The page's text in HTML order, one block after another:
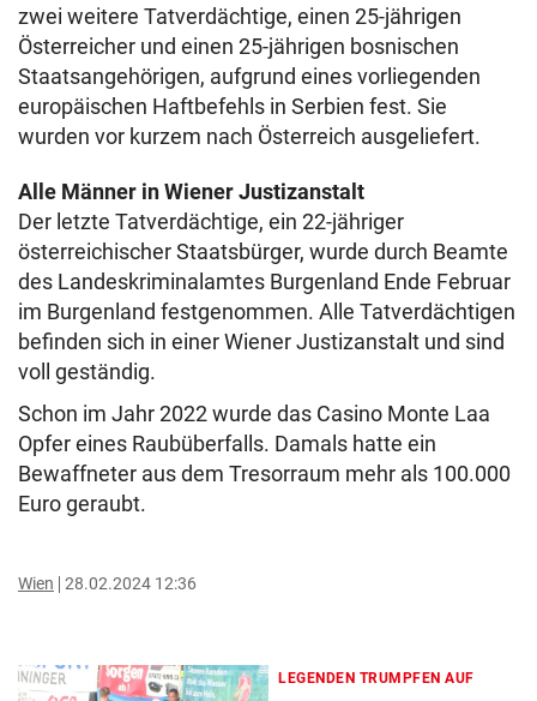
zwei weitere Tatverdächtige, einen 25-jährigen
Österreicher und einen 25-jährigen bosnischen
Staatsangehörigen, aufgrund eines vorliegenden
europäischen Haftbefehls in Serbien fest. Sie
wurden vor kurzem nach Österreich ausgeliefert.
Alle Männer in Wiener Justizanstalt
Der letzte Tatverdächtige, ein 22-jähriger
österreichischer Staatsbürger, wurde durch Beamte
des Landeskriminalamtes Burgenland Ende Februar
im Burgenland festgenommen. Alle Tatverdächtigen
befinden sich in einer Wiener Justizanstalt und sind
voll geständig.
Schon im Jahr 2022 wurde das Casino Monte Laa
Opfer eines Raubüberfalls. Damals hatte ein
Bewaffneter aus dem Tresorraum mehr als 100.000
Euro geraubt.
Wien 28.02.2024 12:36
LEGENDEN TRUMPFEN AUF